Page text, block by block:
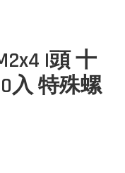
I頭 十
入 特殊螺